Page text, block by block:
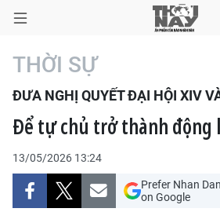
TRANG CHỦ
CHÍNH TRỊ
THỜI SỰ
ĐƯA NGHỊ QUYẾT ĐẠI HỘI XIV
Để tự chủ trở thành động
13/05/2026 13:24
Prefer Nhan Dan
on Google